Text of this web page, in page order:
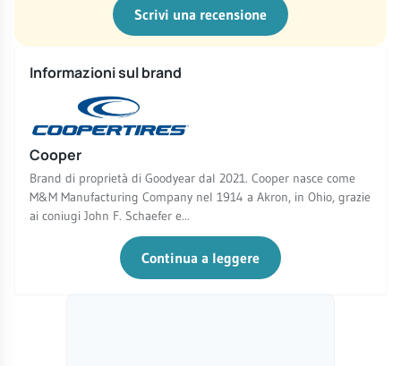
Scrivi una recensione
Informazioni sul brand
Cooper
Brand di proprietà di Goodyear dal 2021. Cooper nasce come
M&M Manufacturing Company nel 1914 a Akron, in Ohio, grazie
ai coniugi John F. Schaefer e...
Continua a leggere